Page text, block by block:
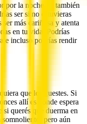
por la noche, tú también
ser si no estuvieras
más cariñosa y atenta
en tu vida. Podrías
e incluso podrías rendir
que lo acuestes. Si
allí es donde espera
querés que duerma en
somnoliento, pero aún